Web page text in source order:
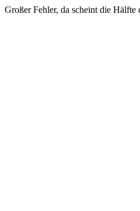
Großer Fehler, da scheint die Hälfte